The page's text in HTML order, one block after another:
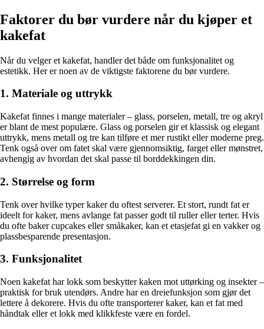
Faktorer du bør vurdere når du kjøper et
kakefat
Når du velger et kakefat, handler det både om funksjonalitet og
estetikk. Her er noen av de viktigste faktorene du bør vurdere.
1. Materiale og uttrykk
Kakefat finnes i mange materialer – glass, porselen, metall, tre og akryl
er blant de mest populære. Glass og porselen gir et klassisk og elegant
uttrykk, mens metall og tre kan tilføre et mer rustikt eller moderne preg.
Tenk også over om fatet skal være gjennomsiktig, farget eller mønstret,
avhengig av hvordan det skal passe til borddekkingen din.
2. Størrelse og form
Tenk over hvilke typer kaker du oftest serverer. Et stort, rundt fat er
ideelt for kaker, mens avlange fat passer godt til ruller eller terter. Hvis
du ofte baker cupcakes eller småkaker, kan et etasjefat gi en vakker og
plassbesparende presentasjon.
3. Funksjonalitet
Noen kakefat har lokk som beskytter kaken mot uttørking og insekter –
praktisk for bruk utendørs. Andre har en dreiefunksjon som gjør det
lettere å dekorere. Hvis du ofte transporterer kaker, kan et fat med
håndtak eller et lokk med klikkfeste være en fordel.